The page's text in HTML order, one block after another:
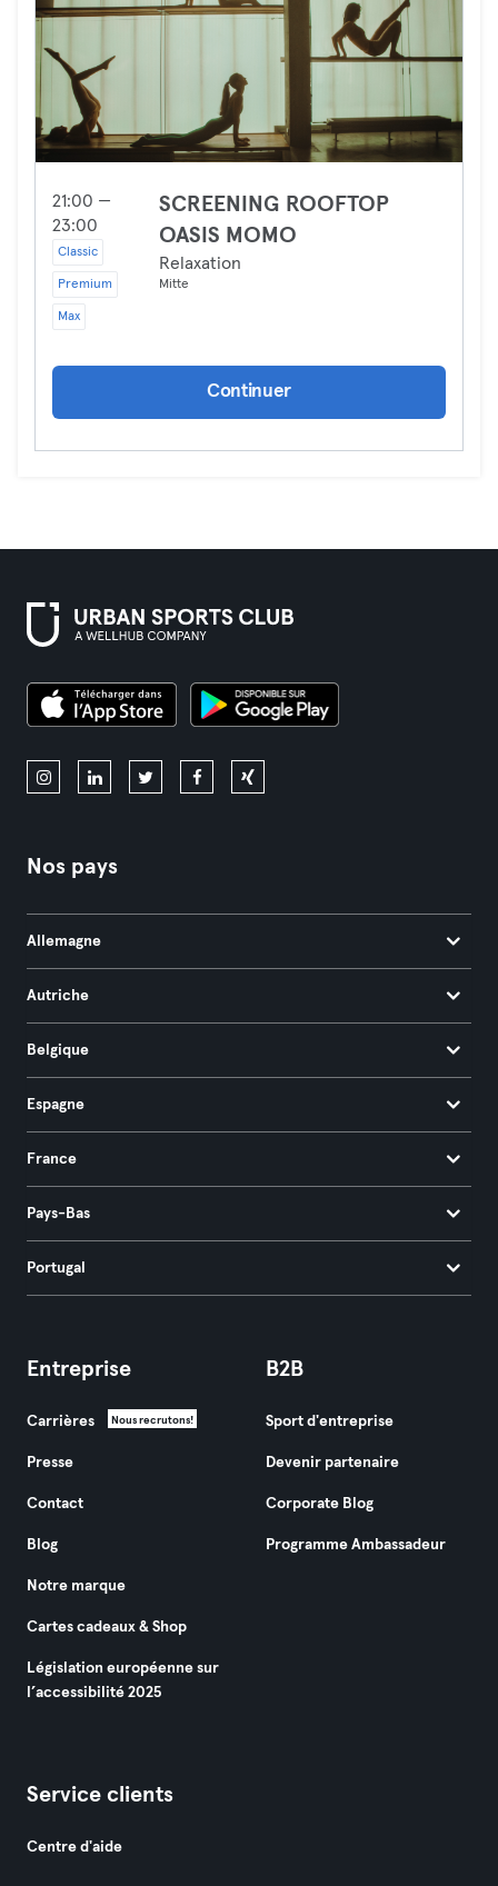
21:00 —
23:00
Classic
Premium
Max
SCREENING ROOFTOP
OASIS MOMO
Relaxation
Mitte
Continuer
Nos pays
Allemagne
Autriche
Belgique
Espagne
France
Pays-Bas
Portugal
Entreprise
Carrières Nous recrutons!
Presse
Contact
Blog
Notre marque
Cartes cadeaux & Shop
Législation européenne sur
l’accessibilité 2025
B2B
Sport d'entreprise
Devenir partenaire
Corporate Blog
Programme Ambassadeur
Service clients
Centre d'aide